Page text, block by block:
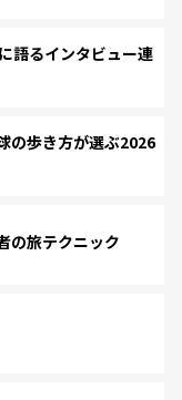
語るインタビュー連
の歩き方が選ぶ2026
の旅テクニック